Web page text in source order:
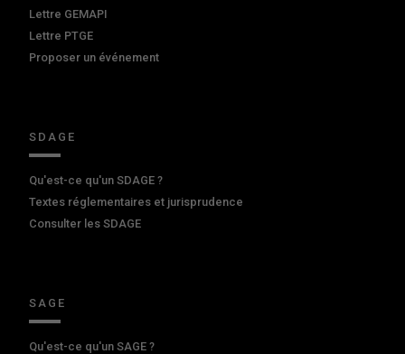
Lettre GEMAPI
Lettre PTGE
Proposer un événement
SDAGE
Qu'est-ce qu'un SDAGE ?
Textes réglementaires et jurisprudence
Consulter les SDAGE
SAGE
Qu'est-ce qu'un SAGE ?